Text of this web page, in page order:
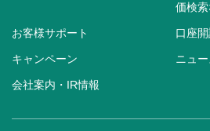
価検
お客様サポート 口座
キャンペーン ニュ
会社案内・IR情報